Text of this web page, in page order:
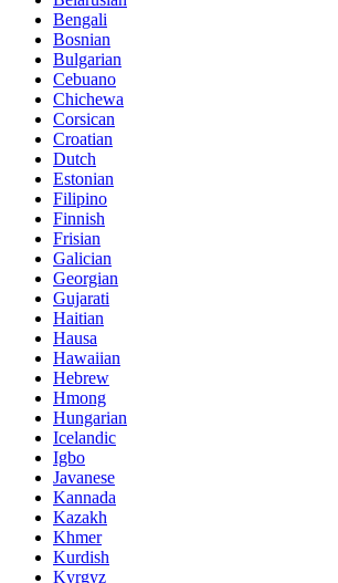
Bengali
Bosnian
Bulgarian
Cebuano
Chichewa
Corsican
Croatian
Dutch
Estonian
Filipino
Finnish
Frisian
Galician
Georgian
Gujarati
Haitian
Hausa
Hawaiian
Hebrew
Hmong
Hungarian
Icelandic
Igbo
Javanese
Kannada
Kazakh
Khmer
Kurdish
Kyrgyz